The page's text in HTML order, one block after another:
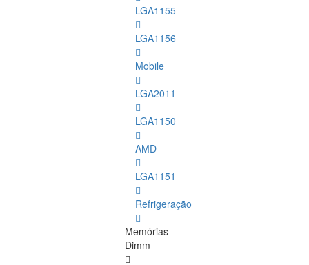
LGA1155
LGA1156
Mobile
LGA2011
LGA1150
AMD
LGA1151
Refrigeração
Memórias
Dimm